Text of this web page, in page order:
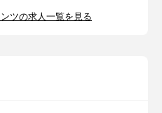
ツの求人一覧を見る